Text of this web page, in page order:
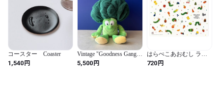
コースター Coaster
1,540円
Vintage "Goodness Gang"
broccoli plush
5,500円
はらぺこあおむし ラン
チョンマット 約44×28cm
チラシ柄 グッズ 雑貨
720円